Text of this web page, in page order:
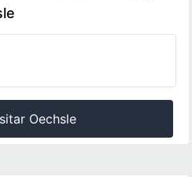
Oechsle